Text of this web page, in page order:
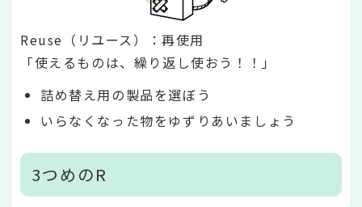
Reuse（リユース）：再使用
「使えるものは、繰り返し使おう！！」
詰め替え用の製品を選ぼう
いらなくなった物をゆずりあいましょう
3つめのR